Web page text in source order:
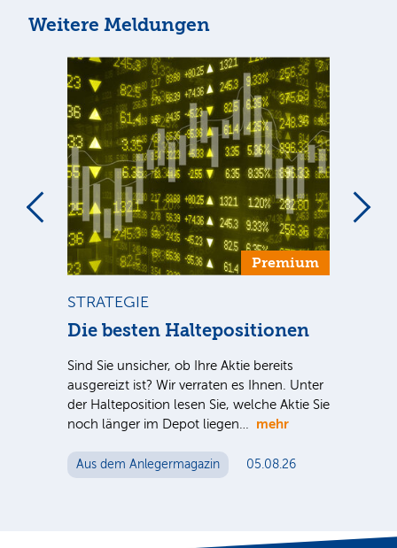
Weitere Meldungen
Premium
STRATEGIE
Die besten Haltepositionen
Sind Sie unsicher, ob Ihre Aktie bereits
ausgereizt ist? Wir verraten es Ihnen. Unter
der Halteposition lesen Sie, welche Aktie Sie
noch länger im Depot liegen… mehr
Aus dem Anlegermagazin 05.08.26